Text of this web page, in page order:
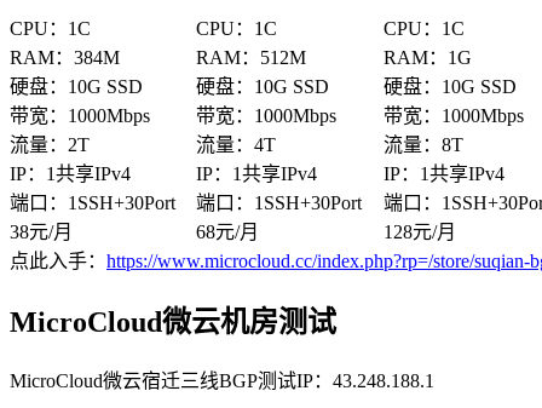
CPU：1C CPU：1C
CPU：1C
RAM：384M
RAM：512M
RAM：1G
硬盘：10G SSD
硬盘：10G SSD
硬盘：10G SSD
带宽：1000Mbps
带宽：1000Mbps
带宽：1000Mbps
流量：2T
流量：4T
流量：8T
IP：1共享IPv4
IP：1共享IPv4
IP：1共享IPv4
端口：1SSH+30Port
端口：1SSH+30Port
端口：
38元/月
68元/月
128元/月
点此入手： https://www.microcloud.cc/index.php?rp=/store/suqian-
MicroCloud微云机房测试
MicroCloud微云宿迁三线BGP测试IP：43.248.188.1